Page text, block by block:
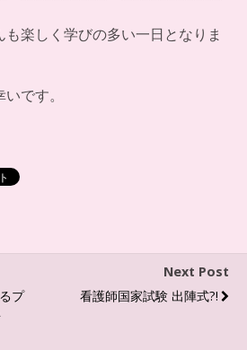
楽しく学びの多い一日となりま
です。
プ
Next Post
看護師国家試験 出陣式?!